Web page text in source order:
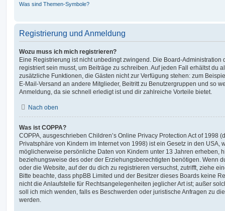
Was sind Themen-Symbole?
Registrierung und Anmeldung
Wozu muss ich mich registrieren?
Eine Registrierung ist nicht unbedingt zwingend. Die Board-Administration
registriert sein musst, um Beiträge zu schreiben. Auf jeden Fall erhältst du
zusätzliche Funktionen, die Gästen nicht zur Verfügung stehen: zum
E-Mail-Versand an andere Mitglieder, Beitritt zu Benutzergruppen und so
Anmeldung, da sie schnell erledigt ist und dir zahlreiche Vorteile bietet.
Nach oben
Was ist COPPA?
COPPA, ausgeschrieben Children’s Online Privacy Protection Act of 1998
Privatsphäre von Kindern im Internet von 1998) ist ein Gesetz in den USA,
möglicherweise persönliche Daten von Kindern unter 13 Jahren erheben,
beziehungsweise des oder der Erziehungsberechtigten benötigen. Wenn
oder die Website, auf der du dich zu registrieren versuchst, zutrifft, ziehe
Bitte beachte, dass phpBB Limited und der Besitzer dieses Boards keine
nicht die Anlaufstelle für Rechtsangelegenheiten jeglicher Art ist; außer
soll ich mich wenden, falls es Beschwerden oder juristische Anfragen zu
werden.